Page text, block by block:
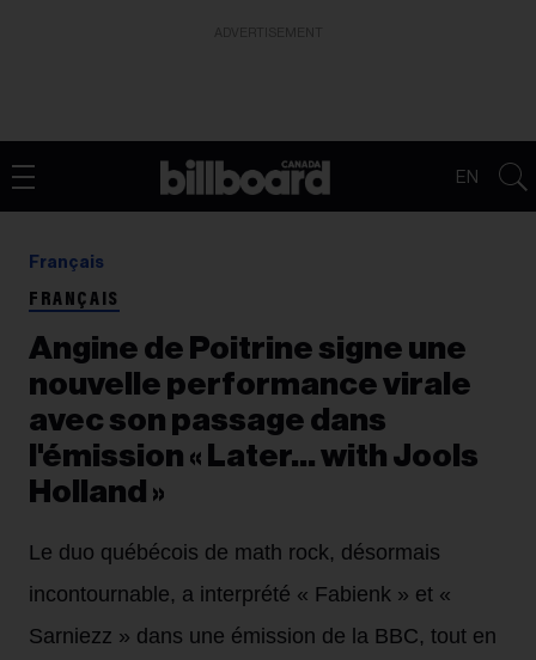
EN
Français
FRANÇAIS
Angine de Poitrine signe une
nouvelle performance virale
avec son passage dans
l'émission « Later… with Jools
Holland »
Le duo québécois de math rock, désormais
incontournable, a interprété « Fabienk » et «
Sarniezz » dans une émission de la BBC, tout en